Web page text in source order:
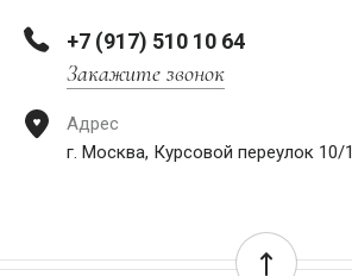
+7 (917) 510 10 64
Закажите звонок
Адрес
г. Москва, Курсовой переулок 10/1